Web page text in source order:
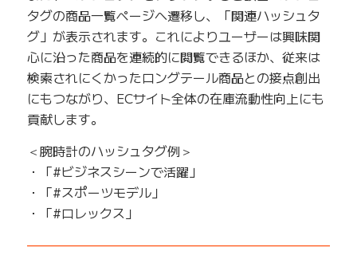
タグの商品一覧ページへ遷移し、「関連ハッシュタ
グ」が表示されます。これによりユーザーは興味関
心に沿った商品を連続的に閲覧できるほか、従来は
検索されにくかったロングテール商品との接点創出
にもつながり、ECサイト全体の在庫流動性向上にも
貢献します。
＜腕時計のハッシュタグ例＞
・「#ビジネスシーンで活躍」
・「#スポーツモデル」
・「#ロレックス」